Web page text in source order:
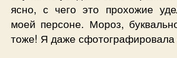
ясно, с чего это прохожие
моей персоне. Мороз,
тоже! Я даже сфотографировала